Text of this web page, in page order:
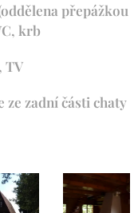
přepážkou
krb
TV
ze zadní části chaty